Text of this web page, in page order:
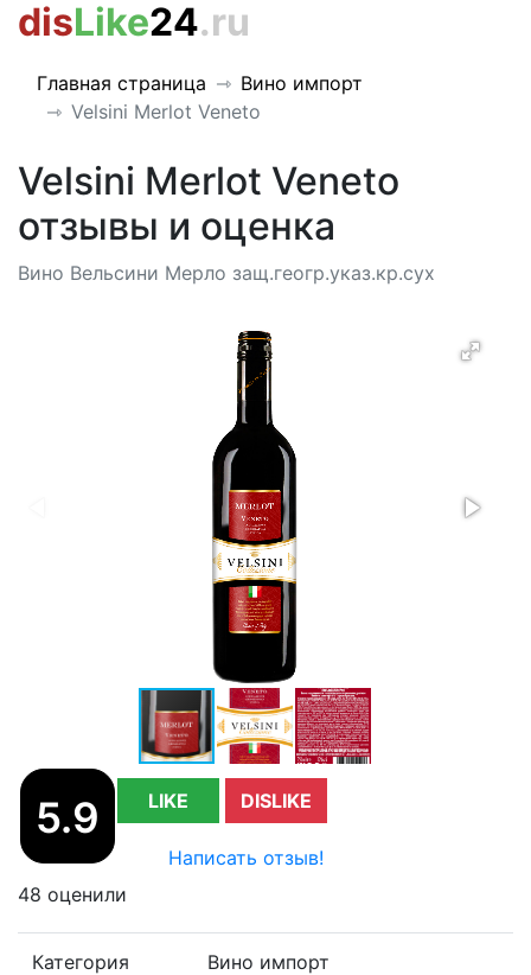
disLike24.ru
Главная страница
Вино импорт
Velsini Merlot Veneto
Velsini Merlot Veneto
отзывы и оценка
Вино Вельсини Мерло защ.геогр.указ.кр.сух
5.9 LIKE DISLIKE
Написать отзыв!
48 оценили
Категория Вино импорт